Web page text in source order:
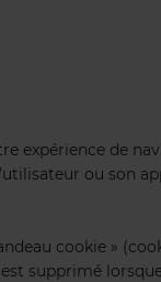
expérience de
ou son
cookie »
supprimé